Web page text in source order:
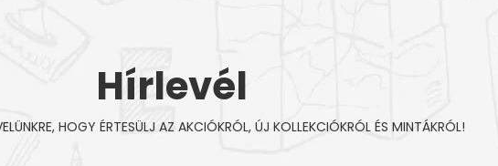
Hírlevél
HOGY ÉRTESÜLJ AZ AKCIÓKRÓL, ÚJ KOLLEKCIÓKRÓL ÉS MINTÁKRÓL!